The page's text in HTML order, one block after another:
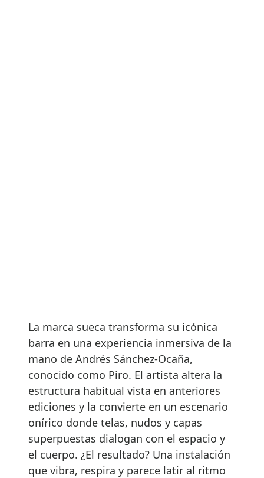
La marca sueca transforma su icónica
barra en una experiencia inmersiva de la
mano de Andrés Sánchez-Ocaña,
conocido como Piro. El artista altera la
estructura habitual vista en anteriores
ediciones y la convierte en un escenario
onírico donde telas, nudos y capas
superpuestas dialogan con el espacio y
el cuerpo. ¿El resultado? Una instalación
que vibra, respira y parece latir al ritmo